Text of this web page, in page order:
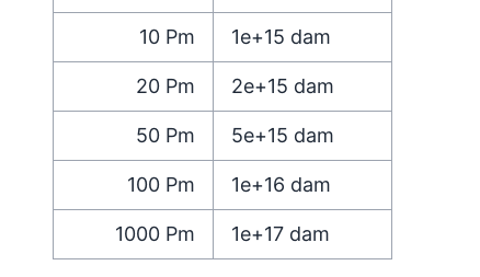
10 Pm 1e+15 dam
20 Pm 2e+15 dam
50 Pm 5e+15 dam
100 Pm 1e+16 dam
1000 Pm 1e+17 dam